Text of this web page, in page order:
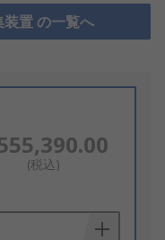
置 の一覧へ
(税込)